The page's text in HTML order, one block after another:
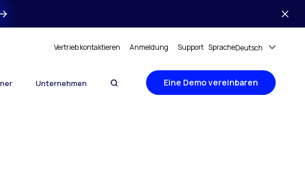
Vertrieb kontaktieren Anmeldung Support SpracheDeutsch
Unternehmen Eine Demo vereinbaren